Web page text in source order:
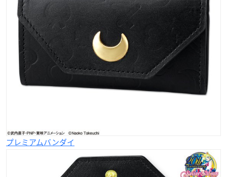
プレミアムバンダイ